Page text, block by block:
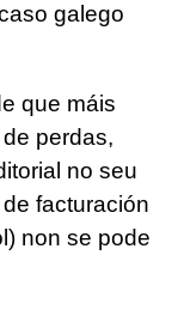
galego
que máis
perdas,
no seu
facturación
non se pode